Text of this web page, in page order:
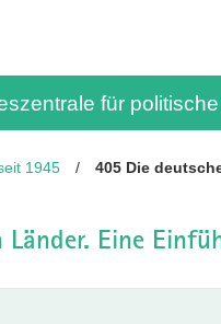
für
1945 / 405 Die
Eine